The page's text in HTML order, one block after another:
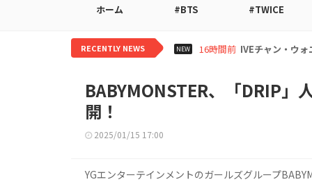
ホーム #BTS #TWICE
RECENTLY NEWS NEW 16時間前 IVEチャン・ウ
BABYMONSTER、「DRIP
開！
2025/01/15 17:00
YGエンターテインメントのガールズグループ